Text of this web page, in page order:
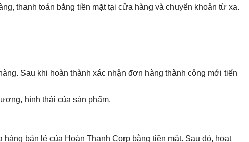
thanh toán bằng tiền mặt tại cửa hàng và chuyển khoản từ xa.
Sau khi hoàn thành xác nhận đơn hàng thành công mới tiến
hình thái của sản phẩm.
bán lẻ của Hoàn Thanh Corp bằng tiền mặt. Sau đó, hoạt